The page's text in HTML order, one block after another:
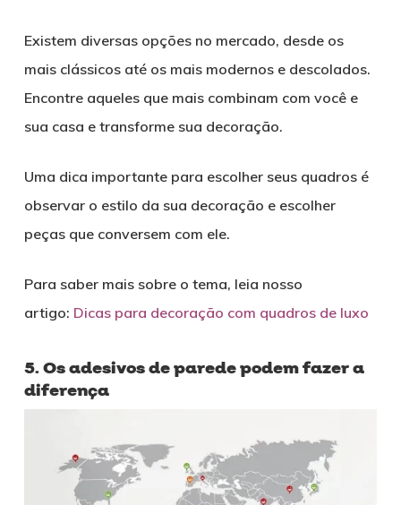
Existem diversas opções no mercado, desde os
mais clássicos até os mais modernos e descolados.
Encontre aqueles que mais combinam com você e
sua casa e transforme sua decoração.
Uma dica importante para escolher seus quadros é
observar o estilo da sua decoração e escolher
peças que conversem com ele.
Para saber mais sobre o tema, leia nosso
artigo: Dicas para decoração com quadros de luxo
5. Os adesivos de parede podem fazer a
diferença